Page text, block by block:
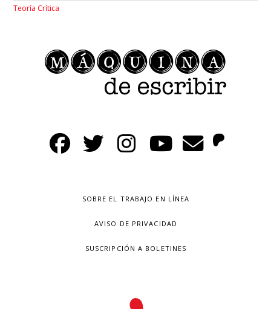
Teoría Crítica
SOBRE EL TRABAJO EN LÍNEA
AVISO DE PRIVACIDAD
SUSCRIPCIÓN A BOLETINES